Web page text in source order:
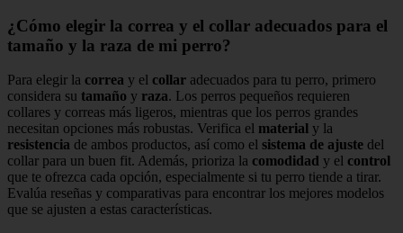
¿Cómo elegir la correa y el collar adecuados para el
tamaño y la raza de mi perro?
Para elegir la correa y el collar adecuados para tu perro, primero
considera su tamaño y raza. Los perros pequeños requieren
collares y correas más ligeros, mientras que los perros grandes
necesitan opciones más robustas. Verifica el material y la
resistencia de ambos productos, así como el sistema de ajuste del
collar para un buen fit. Además, prioriza la comodidad y el control
que te ofrezca cada opción, especialmente si tu perro tiende a tirar.
Evalúa reseñas y comparativas para encontrar los mejores modelos
que se ajusten a estas características.